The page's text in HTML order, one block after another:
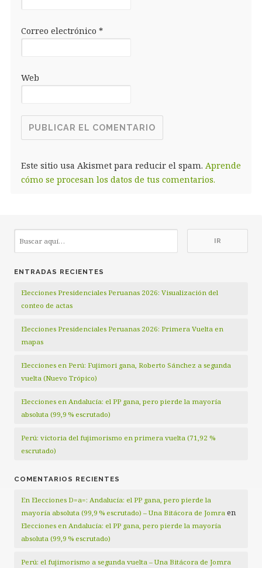
Correo electrónico *
Web
Este sitio usa Akismet para reducir el spam. Aprende
cómo se procesan los datos de tus comentarios.
ENTRADAS RECIENTES
Elecciones Presidenciales Peruanas 2026: Visualización del
conteo de actas
Elecciones Presidenciales Peruanas 2026: Primera Vuelta en
mapas
Elecciones en Perú: Fujimori gana, Roberto Sánchez a segunda
vuelta (Nuevo Trópico)
Elecciones en Andalucía: el PP gana, pero pierde la mayoría
absoluta (99,9 % escrutado)
Perú: victoria del fujimorismo en primera vuelta (71,92 %
escrutado)
COMENTARIOS RECIENTES
En Elecciones D=a=: Andalucía: el PP gana, pero pierde la
mayoría absoluta (99,9 % escrutado) – Una Bitácora de Jomra en
Elecciones en Andalucía: el PP gana, pero pierde la mayoría
absoluta (99,9 % escrutado)
Perú: el fujimorismo a segunda vuelta – Una Bitácora de Jomra